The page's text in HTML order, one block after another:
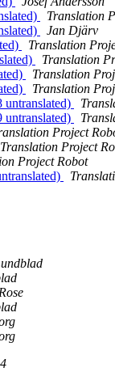
Translation
Jan Djärv
Translation
Translation
Translation
Translation
untranslated)
untranslated)
Project
Translation Project
Project Robot